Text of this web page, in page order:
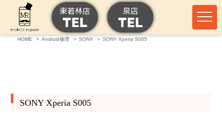
HOME Android修理 SONY SONY Xperia S005
SONY Xperia S005